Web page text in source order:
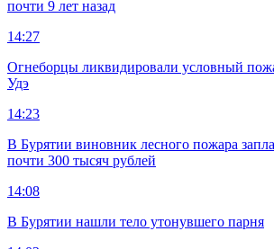
почти 9 лет назад
14:27
Огнеборцы ликвидировали условный
Удэ
14:23
В Бурятии виновник лесного пожара
почти 300 тысяч рублей
14:08
В Бурятии нашли тело утонувшего парня